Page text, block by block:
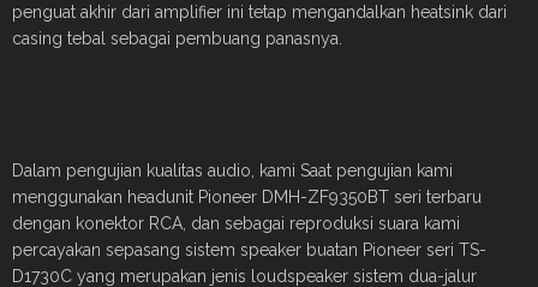
penguat akhir dari amplifier ini tetap mengandalkan heatsink dari
casing tebal sebagai pembuang panasnya.
Dalam pengujian kualitas audio, kami Saat pengujian kami
menggunakan headunit Pioneer DMH-ZF9350BT seri terbaru
dengan konektor RCA, dan sebagai reproduksi suara kami
percayakan sepasang sistem speaker buatan Pioneer seri TS-
D1730C yang merupakan jenis loudspeaker sistem dua-jalur